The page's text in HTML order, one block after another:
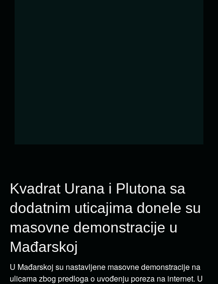
Kvadrat Urana i Plutona sa
dodatnim uticajima donele su
masovne demonstracije u
Mađarskoj
U Mađarskoj su nastavljene masovne demonstracije na
ulicama zbog predloga o uvođenju poreza na internet. U